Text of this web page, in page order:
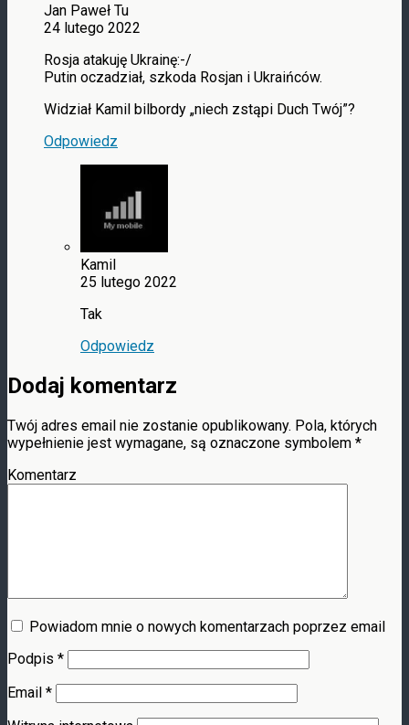
Jan Paweł Tu
24 lutego 2022
Rosja atakuję Ukrainę:-/
Putin oczadział, szkoda Rosjan i Ukraińców.
Widział Kamil bilbordy „niech zstąpi Duch Twój”?
Odpowiedz
Kamil
25 lutego 2022
Tak
Odpowiedz
Dodaj komentarz
Twój adres email nie zostanie opublikowany. Pola, których
wypełnienie jest wymagane, są oznaczone symbolem *
Komentarz
Powiadom mnie o nowych komentarzach poprzez email
Podpis *
Email *